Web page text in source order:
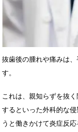
抜歯後の腫れや痛みは
す。
これは、親知らずを抜
するといった外科的な
うと働きかけて炎症反応